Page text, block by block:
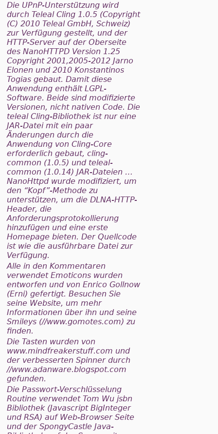
Die UPnP-Unterstützung wird
durch Teleal Cling 1.0.5 (Copyright
(C) 2010 Teleal GmbH, Schweiz)
zur Verfügung gestellt, und der
HTTP-Server auf der Oberseite
des NanoHTTPD Version 1.25
Copyright 2001,2005-2012 Jarno
Elonen und 2010 Konstantinos
Togias gebaut. Damit diese
Anwendung enthält LGPL-
Software. Beide sind modifizierte
Versionen, nicht nativen Code. Die
teleal Cling-Bibliothek ist nur eine
JAR-Datei mit ein paar
Änderungen durch die
Anwendung von Cling-Core
erforderlich gebaut, cling-
common (1.0.5) und teleal-
common (1.0.14) JAR-Dateien …
NanoHttpd wurde modifiziert, um
den “Kopf”-Methode zu
unterstützen, um die DLNA-HTTP-
Header, die
Anforderungsprotokollierung
hinzufügen und eine erste
Homepage bieten. Der Quellcode
ist wie die ausführbare Datei zur
Verfügung.
Alle in den Kommentaren
verwendet Emoticons wurden
entworfen und von Enrico Gollnow
(Erni) gefertigt. Besuchen Sie
seine Website, um mehr
Informationen über ihn und seine
Smileys (//www.gomotes.com) zu
finden.
Die Tasten wurden von
www.mindfreakerstuff.com und
der verbesserten Spinner durch
//www.adanware.blogspot.com
gefunden.
Die Passwort-Verschlüsselung
Routine verwendet Tom Wu jsbn
Bibliothek (Javascript BigInteger
und RSA) auf Web-Browser Seite
und der SpongyCastle Java-